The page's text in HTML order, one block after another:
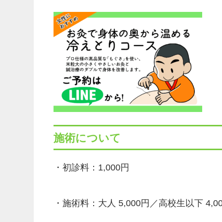
施術について
・初診料：1,000円
・施術料：大人 5,000円／高校生以下